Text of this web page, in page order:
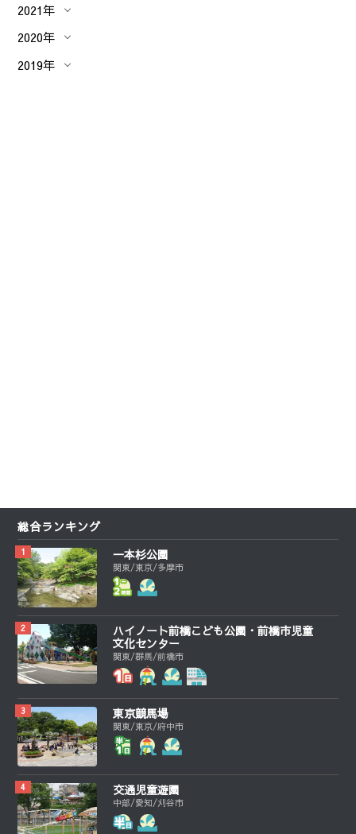
2021年
2020年
2019年
総合ランキング
一本杉公園
関東/東京/多摩市
ハイノート前橋こども公園・前橋市児童
文化センター
関東/群馬/前橋市
東京競馬場
関東/東京/府中市
交通児童遊園
中部/愛知/刈谷市